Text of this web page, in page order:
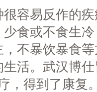
易反作的疾
食或不食生
不暴饮暴食
活。武汉博
，得到了康复